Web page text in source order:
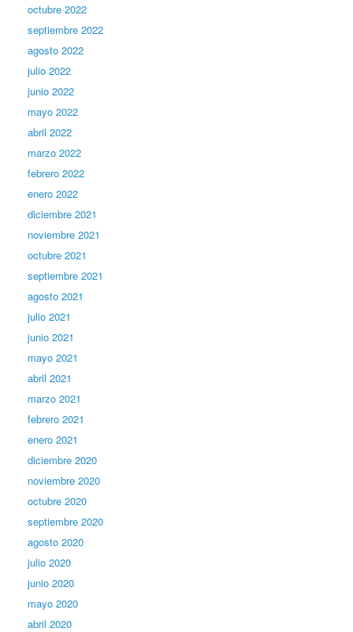
octubre 2022
septiembre 2022
agosto 2022
julio 2022
junio 2022
mayo 2022
abril 2022
marzo 2022
febrero 2022
enero 2022
diciembre 2021
noviembre 2021
octubre 2021
septiembre 2021
agosto 2021
julio 2021
junio 2021
mayo 2021
abril 2021
marzo 2021
febrero 2021
enero 2021
diciembre 2020
noviembre 2020
octubre 2020
septiembre 2020
agosto 2020
julio 2020
junio 2020
mayo 2020
abril 2020